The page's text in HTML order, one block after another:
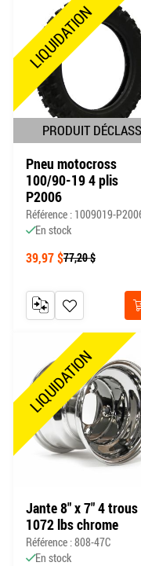
PRODUIT
LIQUIDATION
Pneu motocross
100/90-19 4 plis
P2006
Référence : 1009019-
En stock
39,97 $77,20 $
AJOUTER À MA
AJOUTER AU
LIQUIDATION
Jante 8" x 7" 4 trous
1072 lbs chrome
Référence : 808-47C
En stock